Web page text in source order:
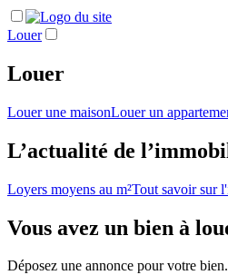
Louer
Louer
Louer une maisonLouer un
L’actualité de
Loyers moyens au m²Tout savoir sur
Vous avez un bien à
Déposez une annonce pour votre bien.